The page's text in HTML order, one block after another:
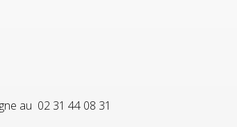
au 02 31 44 08 31